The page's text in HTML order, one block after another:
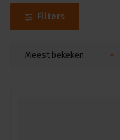
Filters
Meest bekeken